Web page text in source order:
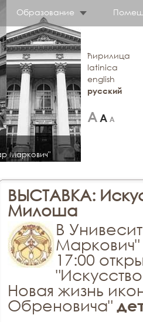
Образование
Маркович"
ћирилица
latinica
english
русский
ВЫСТАВКА:
Милоша
В
Маркович"
17:00
Новая жизнь
Обреновича"